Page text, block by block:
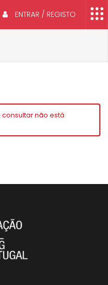
ENTRAR / REGISTO
não está